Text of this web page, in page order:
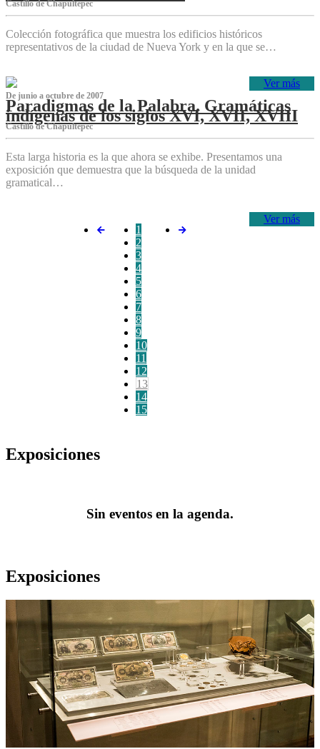
Castillo de Chapultepec
Colección fotográfica que muestra los edificios históricos
representativos de la ciudad de Nueva York y en la que se…
Ver más
De junio a octubre de 2007
Paradigmas de la Palabra. Gramáticas
indígenas de los siglos XVI, XVII, XVIII
Castillo de Chapultepec
Esta larga historia es la que ahora se exhibe. Presentamos una
exposición que demuestra que la búsqueda de la unidad
gramatical…
Ver más
1
2
3
4
5
6
7
8
9
10
11
12
13
14
15
Exposiciones
Sin eventos en la agenda.
Exposiciones